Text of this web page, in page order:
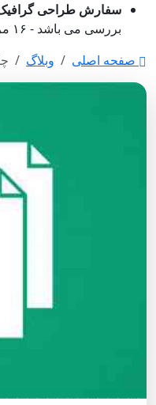
سفارش طراحی
بررسی می باشد - ۱۶ مرداد 1405 ساعت ۱۰:۱۷:۱۶
صفحه اصلی
وبلاگ